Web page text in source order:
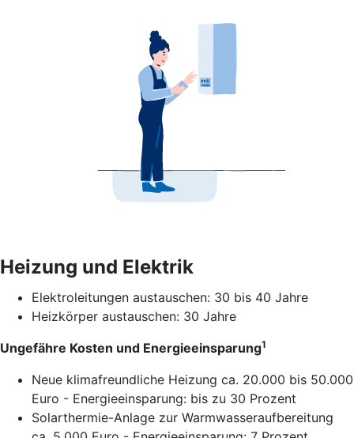
Heizung und Elektrik
Elektroleitungen austauschen: 30 bis 40 Jahre
Heizkörper austauschen: 30 Jahre
Ungefähre Kosten und Energieeinsparung1
Neue klimafreundliche Heizung ca. 20.000 bis 50.000
Euro - Energieeinsparung: bis zu 30 Prozent
Solarthermie-Anlage zur Warmwasseraufbereitung